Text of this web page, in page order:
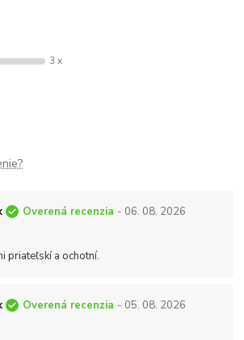
3 x
Overená recenzia - 06. 08. 2026
priateľskí a ochotní.
Overená recenzia - 05. 08. 2026